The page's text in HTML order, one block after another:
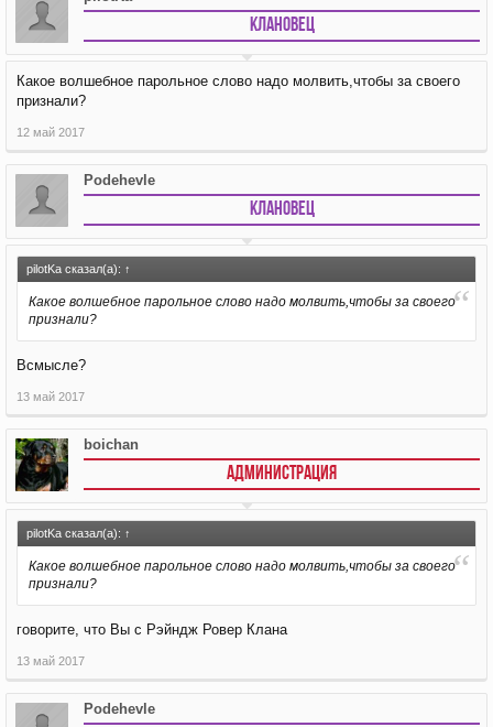
Клановец
Какое волшебное парольное слово надо молвить,чтобы за своего
признали?
12 май 2017
Podehevle
Клановец
pilotKa сказал(а): ↑
Какое волшебное парольное слово надо молвить,чтобы за своего
признали?
Всмысле?
13 май 2017
boichan
АДМИНИСТРАЦИЯ
pilotKa сказал(а): ↑
Какое волшебное парольное слово надо молвить,чтобы за своего
признали?
говорите, что Вы с Рэйндж Ровер Клана
13 май 2017
Podehevle